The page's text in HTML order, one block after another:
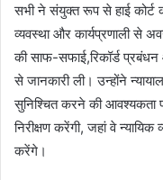
सभी ने संयुक्त रूप से हाई कोर्ट
व्यवस्था और कार्यप्रणाली से
की साफ-सफाई,रिकॉर्ड प्रबंधन
से जानकारी ली। उन्होंने
सुनिश्चित करने की आवश्यकता
निरीक्षण करेंगी, जहां वे
करेंगे।